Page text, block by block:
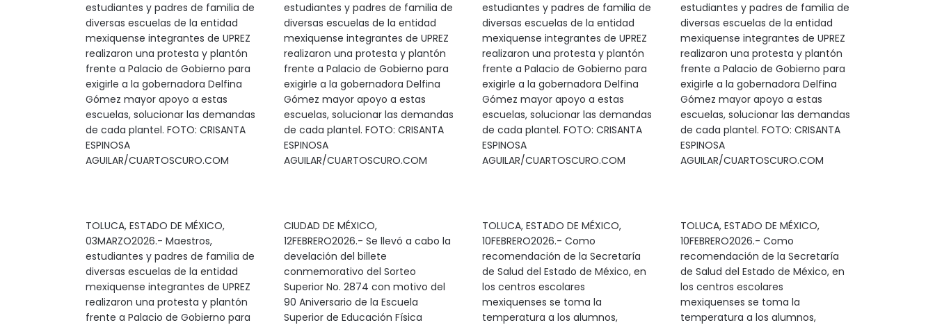
estudiantes y padres de familia de
diversas escuelas de la entidad
mexiquense integrantes de UPREZ
realizaron una protesta y plantón
frente a Palacio de Gobierno para
exigirle a la gobernadora Delfina
Gómez mayor apoyo a estas
escuelas, solucionar las demandas
de cada plantel. FOTO: CRISANTA
ESPINOSA
AGUILAR/CUARTOSCURO.COM
estudiantes y padres de familia de
diversas escuelas de la entidad
mexiquense integrantes de UPREZ
realizaron una protesta y plantón
frente a Palacio de Gobierno para
exigirle a la gobernadora Delfina
Gómez mayor apoyo a estas
escuelas, solucionar las demandas
de cada plantel. FOTO: CRISANTA
ESPINOSA
AGUILAR/CUARTOSCURO.COM
estudiantes y padres de familia de
diversas escuelas de la entidad
mexiquense integrantes de UPREZ
realizaron una protesta y plantón
frente a Palacio de Gobierno para
exigirle a la gobernadora Delfina
Gómez mayor apoyo a estas
escuelas, solucionar las demandas
de cada plantel. FOTO: CRISANTA
ESPINOSA
AGUILAR/CUARTOSCURO.COM
estudiantes y padres de familia de
diversas escuelas de la entidad
mexiquense integrantes de UPREZ
realizaron una protesta y plantón
frente a Palacio de Gobierno para
exigirle a la gobernadora Delfina
Gómez mayor apoyo a estas
escuelas, solucionar las demandas
de cada plantel. FOTO: CRISANTA
ESPINOSA
AGUILAR/CUARTOSCURO.COM
TOLUCA, ESTADO DE MÉXICO,
03MARZO2026.- Maestros,
estudiantes y padres de familia de
diversas escuelas de la entidad
mexiquense integrantes de UPREZ
realizaron una protesta y plantón
frente a Palacio de Gobierno para
CIUDAD DE MÉXICO,
12FEBRERO2026.- Se llevó a cabo la
develación del billete
conmemorativo del Sorteo
Superior No. 2874 con motivo del
90 Aniversario de la Escuela
Superior de Educación Física
TOLUCA, ESTADO DE MÉXICO,
10FEBRERO2026.- Como
recomendación de la Secretaría
de Salud del Estado de México, en
los centros escolares
mexiquenses se toma la
temperatura a los alumnos,
TOLUCA, ESTADO DE MÉXICO,
10FEBRERO2026.- Como
recomendación de la Secretaría
de Salud del Estado de México, en
los centros escolares
mexiquenses se toma la
temperatura a los alumnos,